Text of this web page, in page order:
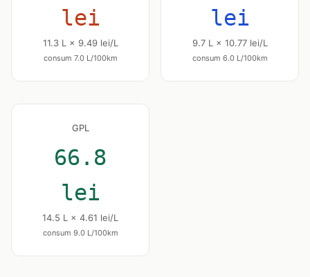
lei
11.3 L × 9.49 lei/L
consum 7.0 L/100km
lei
9.7 L × 10.77 lei/L
consum 6.0 L/100km
GPL
66.8
lei
14.5 L × 4.61 lei/L
consum 9.0 L/100km